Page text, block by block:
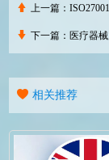
上一篇：
下一篇：医疗器
相关推荐